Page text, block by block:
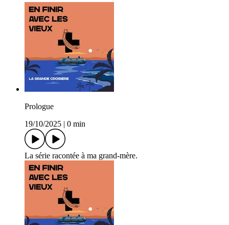
Prologue
19/10/2025
0 min
La série racontée à ma grand-mère.